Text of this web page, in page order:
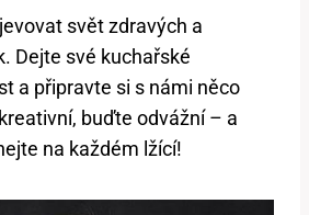
⁢svět zdravých ‌a
Dejte své kuchařské⁢
a připravte⁤ si s námi něco
buďte ⁣odvážní – ⁤a
na každém ‍lžící!